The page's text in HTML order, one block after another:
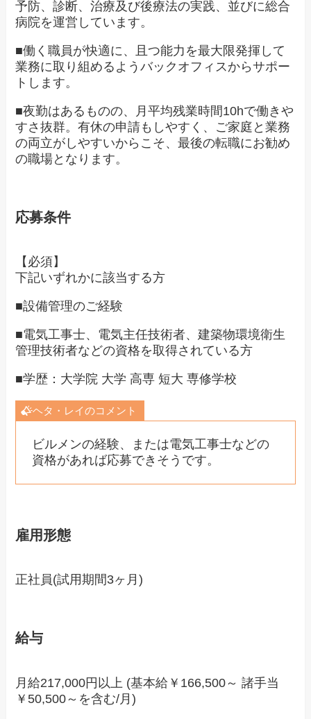
予防、診断、治療及び後療法の実践、並びに総合
病院を運営しています。
■働く職員が快適に、且つ能力を最大限発揮して
業務に取り組めるようバックオフィスからサポー
トします。
■夜勤はあるものの、月平均残業時間10hで働きや
すさ抜群。有休の申請もしやすく、ご家庭と業務
の両立がしやすいからこそ、最後の転職にお勧め
の職場となります。
応募条件
【必須】
下記いずれかに該当する方
■設備管理のご経験
■電気工事士、電気主任技術者、建築物環境衛生
管理技術者などの資格を取得されている方
■学歴：大学院 大学 高専 短大 専修学校
ヘタ・レイのコメント
ビルメンの経験、または電気工事士などの
資格があれば応募できそうです。
雇用形態
正社員(試用期間3ヶ月)
給与
月給217,000円以上 (基本給￥166,500～ 諸手当
￥50,500～を含む/月)